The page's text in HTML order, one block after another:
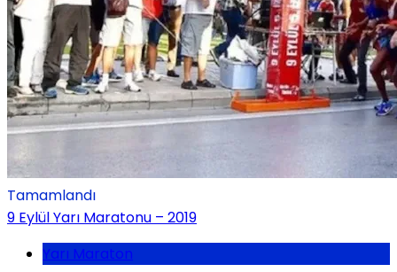
Tamamlandı
9 Eylül Yarı Maratonu – 2019
Yarı Maraton